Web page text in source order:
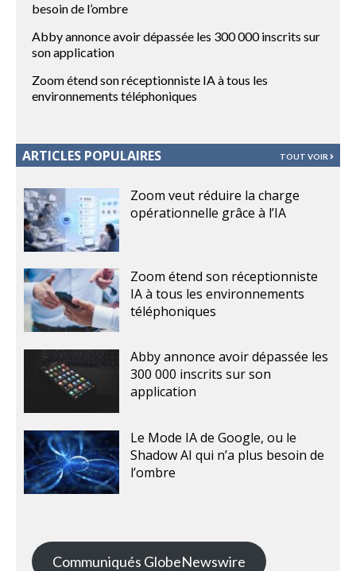
besoin de l’ombre
Abby annonce avoir dépassée les 300 000 inscrits sur
son application
Zoom étend son réceptionniste IA à tous les
environnements téléphoniques
ARTICLES POPULAIRES TOUT VOIR
Zoom veut réduire la charge
opérationnelle grâce à l’IA
Zoom étend son réceptionniste
IA à tous les environnements
téléphoniques
Abby annonce avoir dépassée les
300 000 inscrits sur son
application
Le Mode IA de Google, ou le
Shadow AI qui n’a plus besoin de
l’ombre
Communiqués GlobeNewswire